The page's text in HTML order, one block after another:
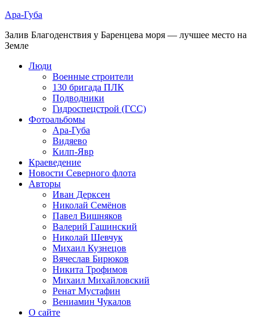
Ара-Губа
Залив Благоденствия у Баренцева моря — лучшее место на
Земле
Люди
Военные строители
130 бригада ПЛК
Подводники
Гидроспецстрой (ГСС)
Фотоальбомы
Ара-Губа
Видяево
Килп-Явр
Краеведение
Новости Северного флота
Авторы
Иван Дерксен
Николай Семёнов
Павел Вишняков
Валерий Гашинский
Николай Шевчук
Михаил Кузнецов
Вячеслав Бирюков
Никита Трофимов
Михаил Михайловский
Ренат Мустафин
Вениамин Чукалов
О сайте